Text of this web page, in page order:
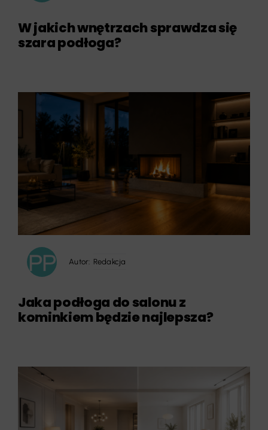
W jakich wnętrzach sprawdza się
szara podłoga?
Autor: Redakcja
Jaka podłoga do salonu z
kominkiem będzie najlepsza?